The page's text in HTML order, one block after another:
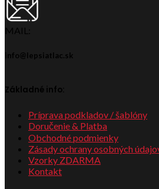
MAIL:
info@lepsiatlac.sk
Základné info:
Príprava podkladov / šablóny
Doručenie & Platba
Obchodné podmienky
Zásady ochrany osobných
Vzorky ZDARMA
Kontakt